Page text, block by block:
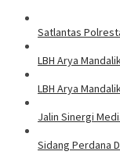
Satlantas
LBH Arya
LBH Arya
Jalin Sinergi
Sidang Perdana